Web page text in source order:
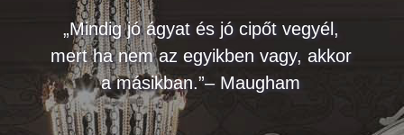
„Mindig jó ágyat és jó cipőt vegyél,
mert ha nem az egyikben vagy, akkor
a másikban.”– Maugham